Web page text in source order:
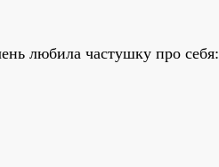
любила частушку про себя: